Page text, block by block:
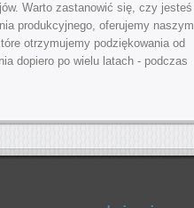
Warto zastanowić się, czy jesteś
produkcyjnego, oferujemy naszym
otrzymujemy podziękowania od
dopiero po wielu latach - podczas